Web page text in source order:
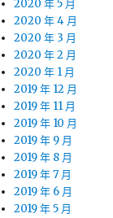
2020 年 5 月
2020 年 4 月
2020 年 3 月
2020 年 2 月
2020 年 1 月
2019 年 12 月
2019 年 11 月
2019 年 10 月
2019 年 9 月
2019 年 8 月
2019 年 7 月
2019 年 6 月
2019 年 5 月